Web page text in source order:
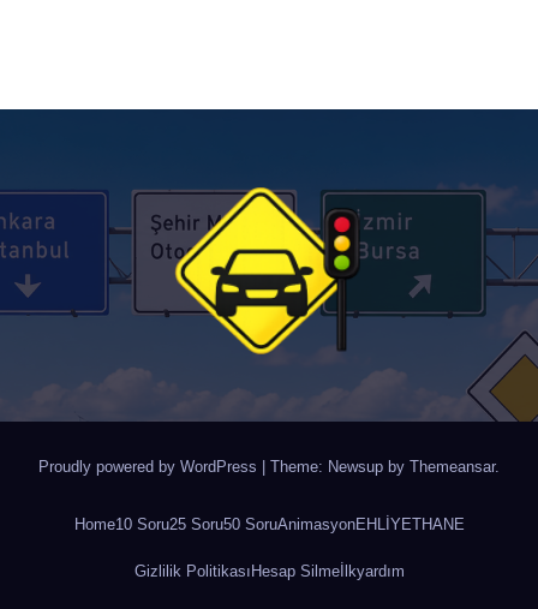
Proudly powered by WordPress Theme: Newsup by Themeansar.
Home10 Soru25 Soru50 SoruAnimasyonEHLİYETHANE
Gizlilik Politikası Hesap Silmeİlkyardım